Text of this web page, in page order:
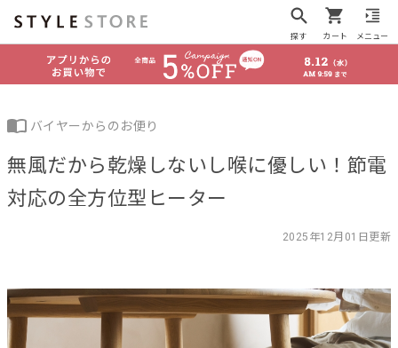
探す カート メニュー
バイヤーからのお便り
無風だから乾燥しないし喉に優しい！節電
対応の全方位型ヒーター
2025年12月01日更新